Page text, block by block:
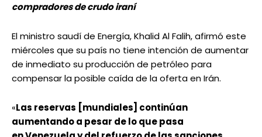
compradores de crudo iraní
El ministro saudí de Energía, Khalid Al Falih, afirmó este
miércoles que su país no tiene intención de aumentar
de inmediato su producción de petróleo para
compensar la posible caída de la oferta en Irán.
«Las reservas [mundiales] continúan
aumentando a pesar de lo que pasa